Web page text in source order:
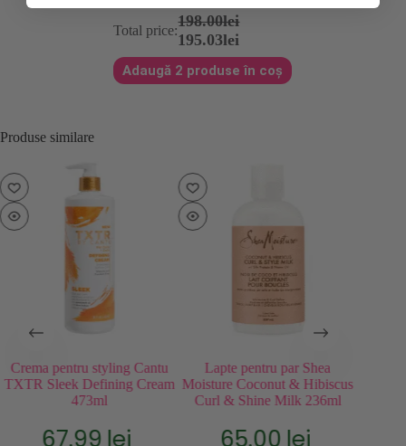
99.00lei.
Total price:
198.00lei
195.03lei
Adaugă 2 produse în coș
Produse similare
Crema pentru styling Cantu
TXTR Sleek Defining Cream
473ml
67.99 lei
Lapte pentru par Shea
Moisture Coconut & Hibiscus
Curl & Shine Milk 236ml
65.00 lei